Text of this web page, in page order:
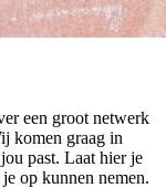
een groot netwerk
komen graag in
past. Laat hier je
op kunnen nemen.